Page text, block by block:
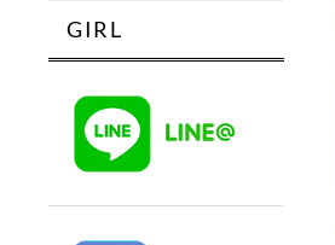
GIRL